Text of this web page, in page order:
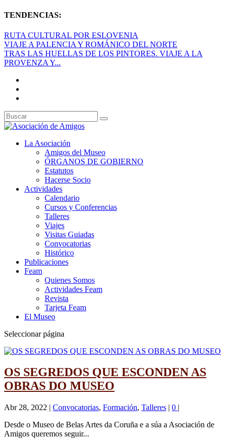
TENDENCIAS:
RUTA CULTURAL POR ESLOVENIA
VIAJE A PALENCIA Y ROMÁNICO DEL NORTE
TRAS LAS HUELLAS DE LOS PINTORES. VIAJE A LA
PROVENZA Y...
La Asociación
Amigos del Museo
ÓRGANOS DE GOBIERNO
Estatutos
Hacerse Socio
Actividades
Calendario
Cursos y Conferencias
Talleres
Viajes
Visitas Guiadas
Convocatorias
Histórico
Publicaciones
Feam
Quienes Somos
Actividades Feam
Revista
Tarjeta Feam
El Museo
Seleccionar página
OS SEGREDOS QUE ESCONDEN AS
OBRAS DO MUSEO
Abr 28, 2022 | Convocatorias, Formación, Talleres | 0 |
Desde o Museo de Belas Artes da Coruña e a súa a Asociación de
Amigos queremos seguir...